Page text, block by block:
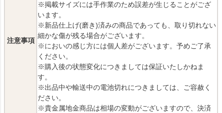
注意事項
※掲載サイズには手作業のため誤差が生じることがござ
います。
※新品仕上げ(磨き)済みの商品であっても、取り切れない
細かな傷が残る場合がございます。
※においの感じ方には個人差がございます。予めご了承
ください。
※購入後の状態変化につきましては保証いたしかねま
す。
※出品中や輸送中の電池切れにつきましては、ご容赦く
ださい。
※貴金属地金商品は相場の変動がございますので、決済